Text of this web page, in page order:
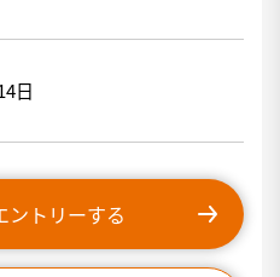
日
ントリーする